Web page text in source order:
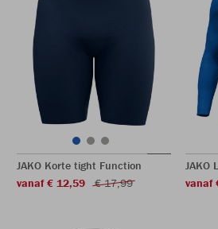
JAKO Korte tight Function
vanaf € 12,59
€ 17,99
JAKO
vanaf